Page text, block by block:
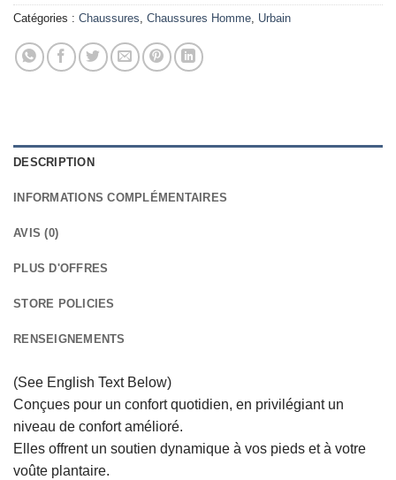
Catégories : Chaussures Chaussures Homme Urbain
DESCRIPTION
INFORMATIONS COMPLÉMENTAIRES
AVIS (0)
PLUS D'OFFRES
STORE POLICIES
RENSEIGNEMENTS
(See English Text Below)
Conçues pour un confort quotidien, en privilégiant un
niveau de confort amélioré.
Elles offrent un soutien dynamique à vos pieds et à votre
voûte plantaire.